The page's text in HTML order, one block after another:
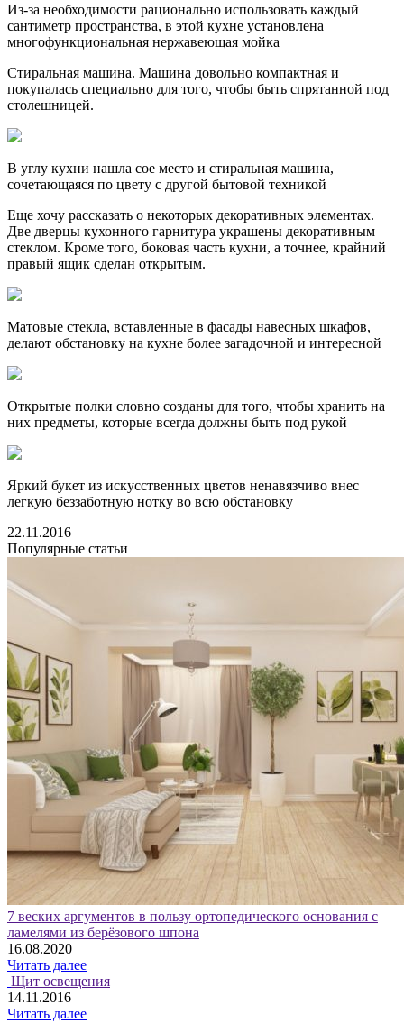
Из-за необходимости рационально использовать каждый
сантиметр пространства, в этой кухне установлена
многофункциональная нержавеющая мойка
Стиральная машина. Машина довольно компактная и
покупалась специально для того, чтобы быть спрятанной под
столешницей.
В углу кухни нашла сое место и стиральная машина,
сочетающаяся по цвету с другой бытовой техникой
Еще хочу рассказать о некоторых декоративных элементах.
Две дверцы кухонного гарнитура украшены декоративным
стеклом. Кроме того, боковая часть кухни, а точнее, крайний
правый ящик сделан открытым.
Матовые стекла, вставленные в фасады навесных шкафов,
делают обстановку на кухне более загадочной и интересной
Открытые полки словно созданы для того, чтобы хранить на
них предметы, которые всегда должны быть под рукой
Яркий букет из искусственных цветов ненавязчиво внес
легкую беззаботную нотку во всю обстановку
22.11.2016
Популярные статьи
7 веских аргументов в пользу ортопедического основания с
ламелями из берёзового шпона
16.08.2020
Читать далее
Щит освещения
14.11.2016
Читать далее